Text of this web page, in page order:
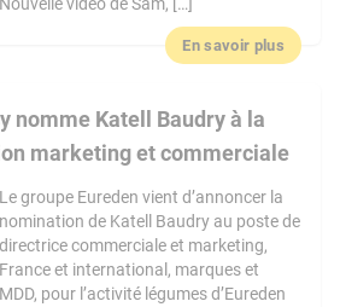
En savoir plus
nomme Katell Baudry à la
marketing et commerciale
Le groupe Eureden vient d’annoncer la
nomination de Katell Baudry au poste de
directrice commerciale et marketing,
France et international, marques et
MDD, pour l’activité légumes d’Eureden